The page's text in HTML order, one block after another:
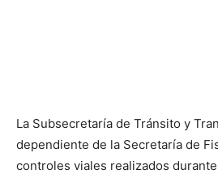
La Subsecretaría de Tránsito y
dependiente de la Secretaría de
controles viales realizados